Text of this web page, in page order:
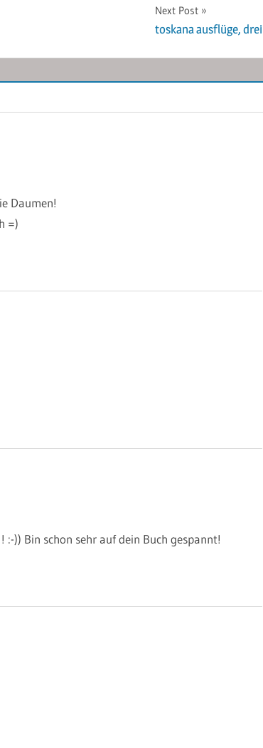
Next Post
toskana ausflüge, drei
Daumen!
=)
)) Bin schon sehr auf dein Buch gespannt!